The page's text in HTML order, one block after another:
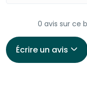
0 avis sur ce
Écrire un avis